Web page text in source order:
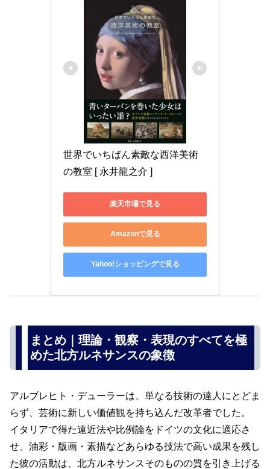
世界でいちばん素敵な西洋美術
の教室 [ 永井龍之介 ]
楽天市場で見る
Amazonで見る
Yahoo!ショッピングで見る
まとめ｜理論・観察・表現のすべてを極
めた北方ルネサンスの象徴
アルブレヒト・デューラーは、単なる技術の達人にとどま
らず、芸術に新しい価値観を持ち込んだ改革者でした。
イタリアで得た遠近法や比例論をドイツの文化に適応さ
せ、油彩・版画・素描などあらゆる技法で高い成果を残し
た彼の活動は、北方ルネサンスそのものの質を引き上げる